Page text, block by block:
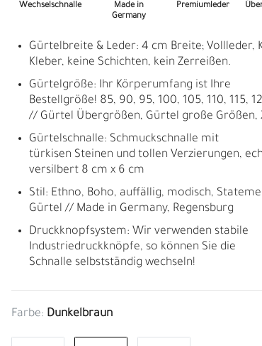
E Ü
Wechselschnalle
Made in
Germany
Premiumleder
Gürtelbreite & Leder: 4 cm Breite; Vollleder,
Kleber, keine Schichten, kein Zerreißen.
Gürtelgröße: Ihr Körperumfang ist Ihre
Bestellgröße! 85, 90, 95, 100, 105, 110, 115,
// Gürtel Übergrößen, Gürtel große Größen,
Gürtelschnalle: Schmuckschnalle mit
türkisen Steinen und tollen Verzierungen,
versilbert 8 cm x 6 cm
Stil: Ethno, Boho, auffällig, modisch,
Gürtel // Made in Germany, Regensburg
Druckknopfsystem: Wir verwenden stabile
Industriedruckknöpfe, so können Sie die
Schnalle selbstständig wechseln!
Farbe: Dunkelbraun